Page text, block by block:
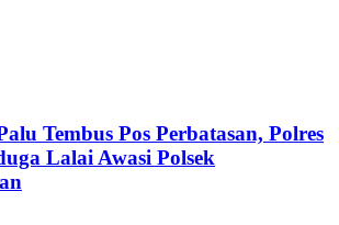
Tembus Pos Perbatasan, Polres
Lalai Awasi Polsek